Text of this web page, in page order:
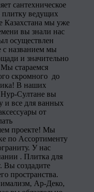
сантехническое
плитку ведущих
Казахстана мы уже
вы знали нас
осуществлен
с названием мы
и значительно
стараемся
скромного до
В наших
Султане вы
и все для ванных
от
проекте! Мы
по Ассортименту
У нас
. Плитка для
Вы создадите
пространства.
Ар-Деко,